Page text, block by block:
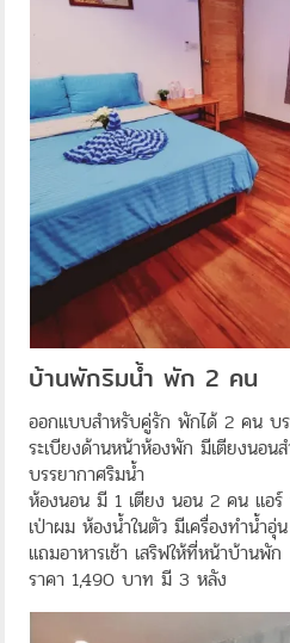
บ้านพักริมน้ำ พัก 2 คน
ออกแบบสำหรับคู่รัก พักได้ 2 คน บ
ระเบียงด้านหน้าห้องพัก มีเตียงนอ
บรรยากาศริมน้ำ
ห้องนอน มี 1 เตียง นอน 2 คน แอร์
เป่าผม ห้องน้ำในตัว มีเครื่องทำน้ำอุ่น
แถมอาหารเช้า เสริฟให้ที่หน้าบ้านพัก
ราคา 1,490 บาท มี 3 หลัง